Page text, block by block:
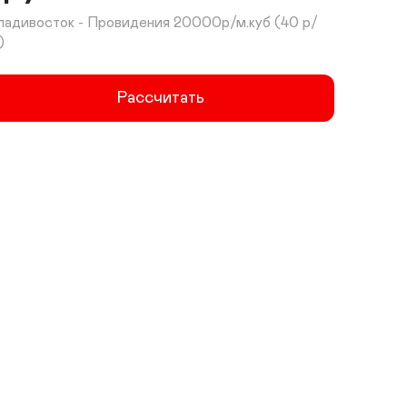
- Провидения 20000р/м.куб (40 р/
Рассчитать